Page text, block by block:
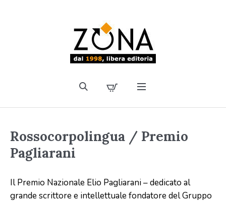
Rossocorpolingua / Premio
Pagliarani
Il Premio Nazionale Elio Pagliarani – dedicato al
grande scrittore e intellettuale fondatore del Gruppo